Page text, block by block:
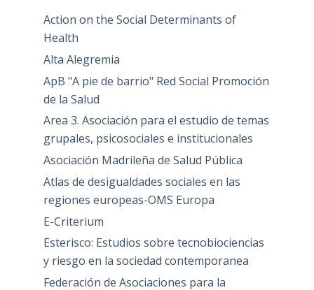
Action on the Social Determinants of
Health
Alta Alegremia
ApB "A pie de barrio" Red Social Promoción
de la Salud
Area 3. Asociación para el estudio de temas
grupales, psicosociales e institucionales
Asociación Madrileña de Salud Pública
Atlas de desigualdades sociales en las
regiones europeas-OMS Europa
E-Criterium
Esterisco: Estudios sobre tecnobiociencias
y riesgo en la sociedad contemporanea
Federación de Asociaciones para la